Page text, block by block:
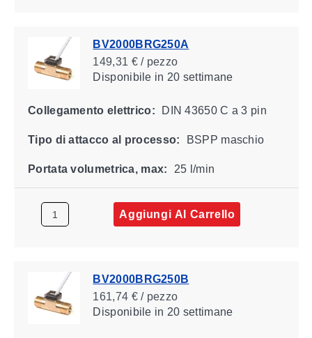
BV2000BRG250A
149,31 € / pezzo
Disponibile in 20 settimane
Collegamento elettrico: DIN 43650 C a 3 pin
Tipo di attacco al processo: BSPP maschio
Portata volumetrica, max: 25 l/min
Aggiungi Al Carrello
BV2000BRG250B
161,74 € / pezzo
Disponibile in 20 settimane